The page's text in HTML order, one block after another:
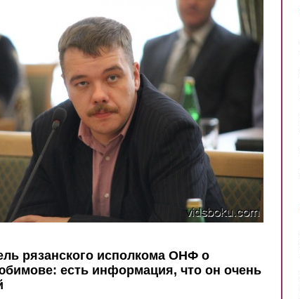
рязанского исполкома ОНФ о
есть информация, что он очень